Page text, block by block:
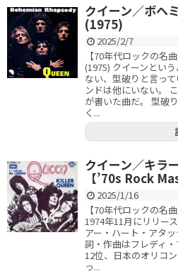
クイーン／ボヘ
(1975)
2025/2/7
【70年代ロックの名
(1975) クイーンとい
ない、型破りと言っ
ンドは他にいない。
が書いた曲だ。 型破
く...
クイーン／キラ
【’70s Rock
2025/1/16
【70年代ロックの名
1974年11月にリリー
アー・ハート・アタ
詞・作曲はフレディ
12位、日本のオリコ
っ...